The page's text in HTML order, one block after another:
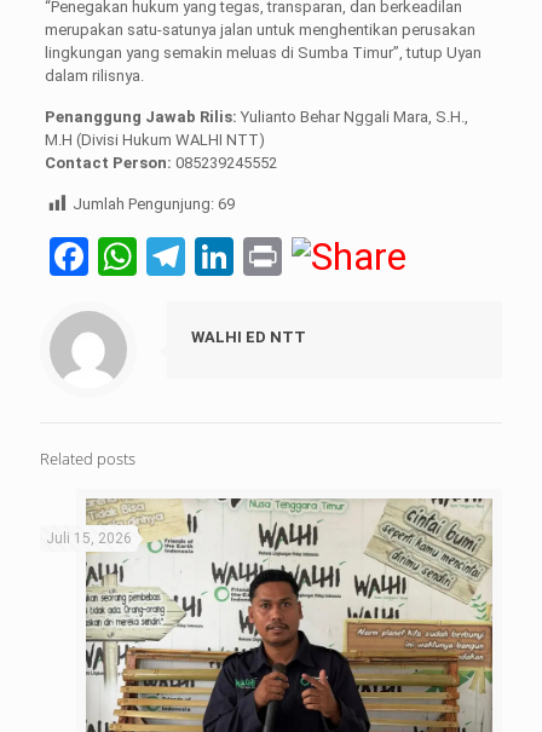
“Penegakan hukum yang tegas, transparan, dan berkeadilan
merupakan satu-satunya jalan untuk menghentikan perusakan
lingkungan yang semakin meluas di Sumba Timur”, tutup Uyan
dalam rilisnya.
Penanggung Jawab Rilis: Yulianto Behar Nggali Mara, S.H.,
M.H (Divisi Hukum WALHI NTT)
Contact Person: 085239245552
Jumlah Pengunjung: 69
Facebook
WhatsApp
Telegram
LinkedIn
Print
WALHI ED NTT
Related posts
Juli 15, 2026